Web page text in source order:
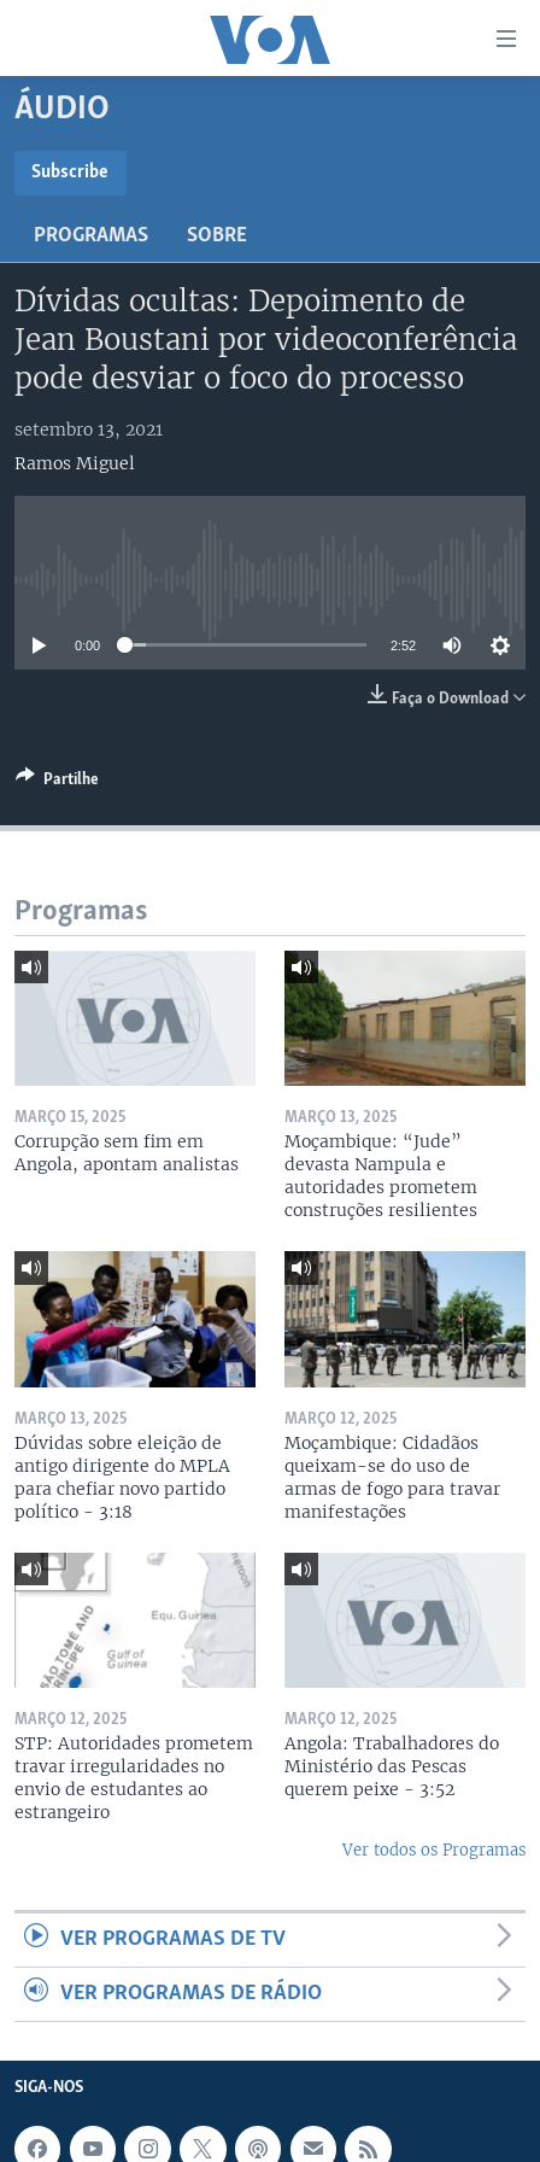
Acesso
para
Navegação
principal
para
Pesquisa
ANGOLA
GUINÉ-BISSAU
ÁFRICA E MUNDO
BRASIL
DOSSIERS ESPECIAIS
DESPORTO
AFRICA AGORA
VÍDEOS
VOA60 ÁFRICA
VOA 60 CLIMA
VOA60 MUNDO
PASSADEIRA VERMELHA
ÁUDIO
ENTRETENIMENTO
ÁUDIO
Subscribe
PROGRAMAS SOBRE
Dívidas ocultas: Depoimento de
Jean Boustani por videoconferência
pode desviar o foco do processo
setembro 13, 2021
Ramos Miguel
0:00 2:52
Faça o Download
Partilhe
Programas
MARÇO 15, 2025
Corrupção sem fim em
Angola, apontam analistas
MARÇO 13, 2025
Moçambique: “Jude”
devasta Nampula e
autoridades prometem
construções resilientes
MARÇO 13, 2025
Dúvidas sobre eleição de
antigo dirigente do MPLA
para chefiar novo partido
político - 3:18
MARÇO 12, 2025
Moçambique: Cidadãos
queixam-se do uso de
armas de fogo para travar
manifestações
MARÇO 12, 2025
STP: Autoridades prometem
travar irregularidades no
envio de estudantes ao
estrangeiro
MARÇO 12, 2025
Angola: Trabalhadores do
Ministério das Pescas
querem peixe - 3:52
Ver todos os Programas
VER PROGRAMAS DE TV
VER PROGRAMAS DE RÁDIO
SIGA-NOS